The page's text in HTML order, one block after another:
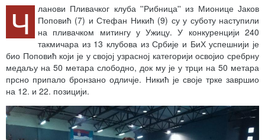
Ч
ланови Пливачког клуба ''Рибница'' из Мионице Јаков
Поповић (7) и Стефан Никић (9) су у суботу наступили
на пливачком митингу у Ужицу. У конкуренцији 240
такмичара из 13 клубова из Србије и БиХ успешнији је
био Поповић који је у својој узрасној категорији освојио сребрну
медаљу на 50 метара слободно, док му је у трци на 50 метара
прсно припало бронзано одличје. Никић је своје трке завршио
на 12. и 22. позицији.